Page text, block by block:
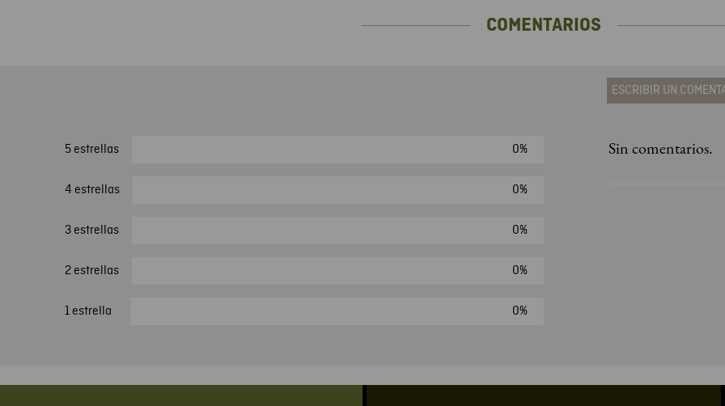
COMENTARIOS
5 estrellas 0%
4 estrellas 0%
3 estrellas 0%
2 estrellas 0%
1 estrella 0%
ESCRIBIR UN
Agregar
Sin comentarios.